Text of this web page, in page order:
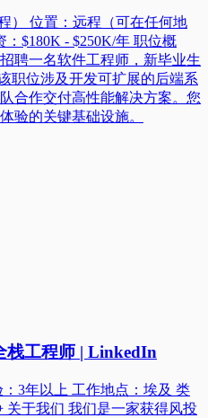
） 位置：远程（可在任何地
$180K - $250K/年 职位概
聘一名软件工程师，新毕业生
职位涉及开发可扩展的后端系
合作交付高性能解决方案。您
验的关键基础设施。
栈工程师 | LinkedIn
3年以上 工作地点：埃及 类
关于我们 我们是一家获得风投